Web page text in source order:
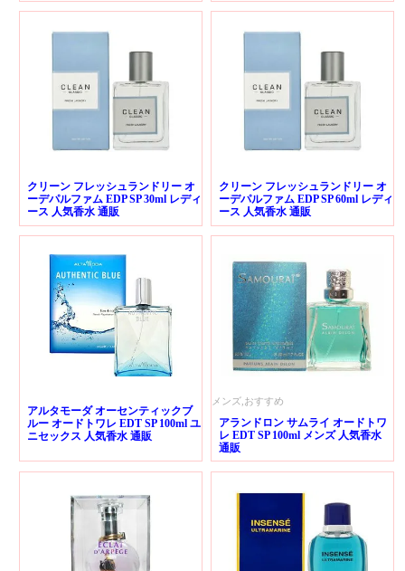
クリーン フレッシュランドリー オ
ーデパルファム EDP SP 30ml レディ
ース 人気香水 通販
クリーン フレッシュランドリー オ
ーデパルファム EDP SP 60ml レディ
ース 人気香水 通販
アルタモーダ オーセンティックブ
ルー オードトワレ EDT SP 100ml ユ
ニセックス 人気香水 通販
メンズ,おすすめ
アランドロン サムライ オードトワ
レ EDT SP 100ml メンズ 人気香水
通販